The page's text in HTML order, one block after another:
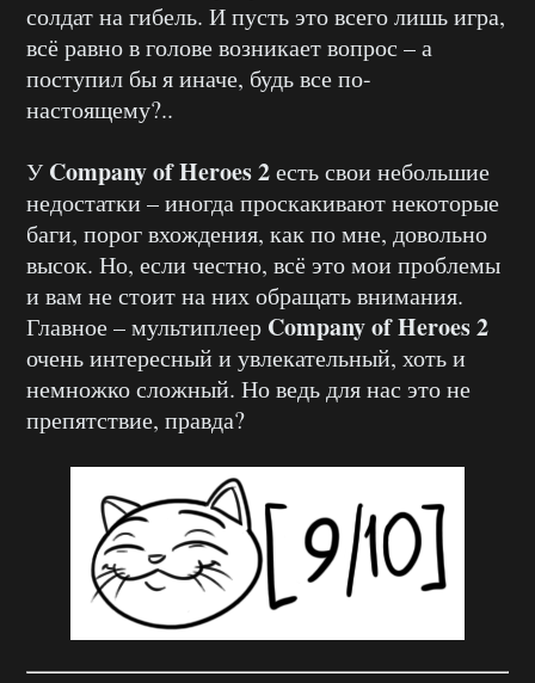
солдат на гибель. И пусть это всего лишь игра,
всё равно в голове возникает вопрос – а
поступил бы я иначе, будь все по-
настоящему?..
У Company of Heroes 2есть свои небольшие
недостатки – иногда проскакивают некоторые
баги, порог вхождения, как по мне, довольно
высок. Но, если честно, всё это мои проблемы
и вам не стоит на них обращать внимания.
Главное – мультиплеер Company of Heroes 2
очень интересный и увлекательный, хоть и
немножко сложный. Но ведь для нас это не
препятствие, правда?